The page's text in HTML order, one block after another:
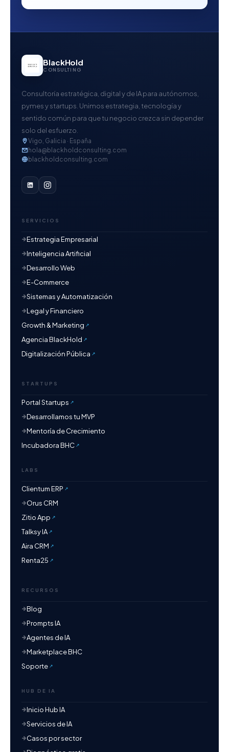
BlackHold
CONSULTING
Consultoría estratégica, digital y de IA para autónomos,
pymes y startups. Unimos estrategia, tecnología y
sentido común para que tu negocio crezca sin depender
solo del esfuerzo.
Vigo, Galicia · España
hola@blackholdconsulting.com
blackholdconsulting.com
SERVICIOS
Estrategia Empresarial
Inteligencia Artificial
Desarrollo Web
E-Commerce
Sistemas y Automatización
Legal y Financiero
Growth & Marketing
Agencia BlackHold
Digitalización Pública
STARTUPS
Portal Startups
Desarrollamos tu MVP
Mentoría de Crecimiento
Incubadora BHC
LABS
Clientum ERP
Orus CRM
Zitio App
Talksy IA
Aira CRM
Renta25
RECURSOS
Blog
Prompts IA
Agentes de IA
Marketplace BHC
Soporte
HUB DE IA
Inicio Hub IA
Servicios de IA
Casos por sector